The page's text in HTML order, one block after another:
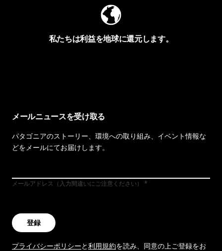
私たちは利益を地球に還元します。
メールニュースを受け取る
パタゴニアのストーリー、環境への取り組み、イベント情報な
どをメールにてお届けします。
メールアドレス（入力間違いにご注意ください）
登録
プライバシーポリシーと利用規約を読み、同意の上ご登録をお